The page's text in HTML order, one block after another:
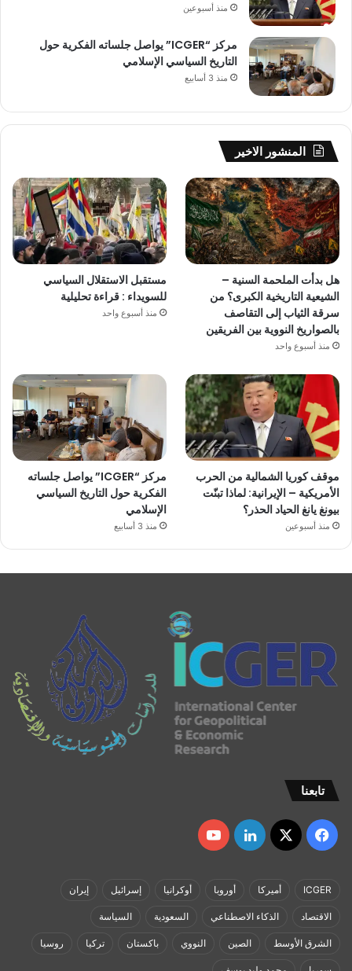
منذ أسبوعين
مركز “ICGER” يواصل جلساته الفكرية حول
التاريخ السياسي الإسلامي
منذ 3 أسابيع
المنشور الاخير
هل بدأت الملحمة السنية –
الشيعية التاريخية الكبرى؟ من
سرقة الثياب إلى التقاصف
بالصواريخ النووية بين الفريقين
منذ أسبوع واحد
مستقبل الاستقلال السياسي
للسويداء : قراءة تحليلية
منذ أسبوع واحد
موقف كوريا الشمالية من الحرب
الأمريكية – الإيرانية: لماذا تبنّت
بيونغ يانغ الحياد الحذر؟
منذ أسبوعين
مركز “ICGER” يواصل جلساته
الفكرية حول التاريخ السياسي
الإسلامي
منذ 3 أسابيع
تابعنا
فيسبوك
‫X لينكدإن‫YouTube
ICGER أميركا أوروبا أوكرانيا إسرائيل إيران
الاقتصاد الذكاء الاصطناعي السعودية السياسة
الشرق الأوسط الصين النووي باكستان تركيا روسيا